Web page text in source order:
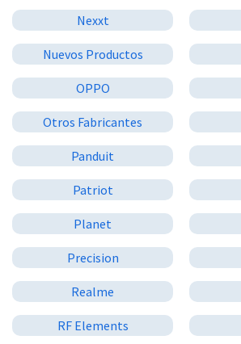
Nexxt
Nuevos Productos
OPPO
Otros Fabricantes
Panduit
Patriot
Planet
Precision
Realme
RF Elements